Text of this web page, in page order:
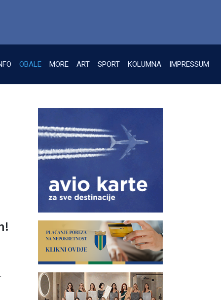
OBALE MORE ART SPORT KOLUMNA IMPRESSUM